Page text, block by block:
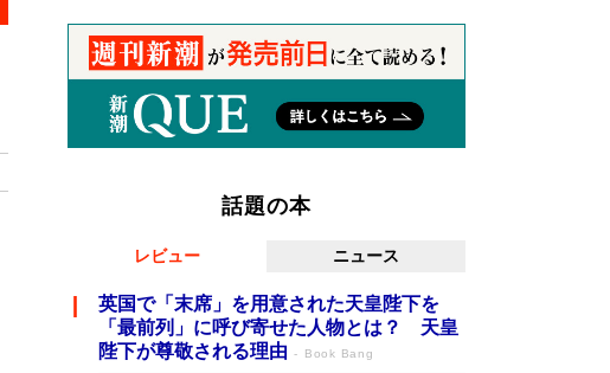
話題の本
レビュー ニュース
英国で「末席」を用意された天皇陛下を
「最前列」に呼び寄せた人物とは？ 天皇
陛下が尊敬される理由
Book Bang